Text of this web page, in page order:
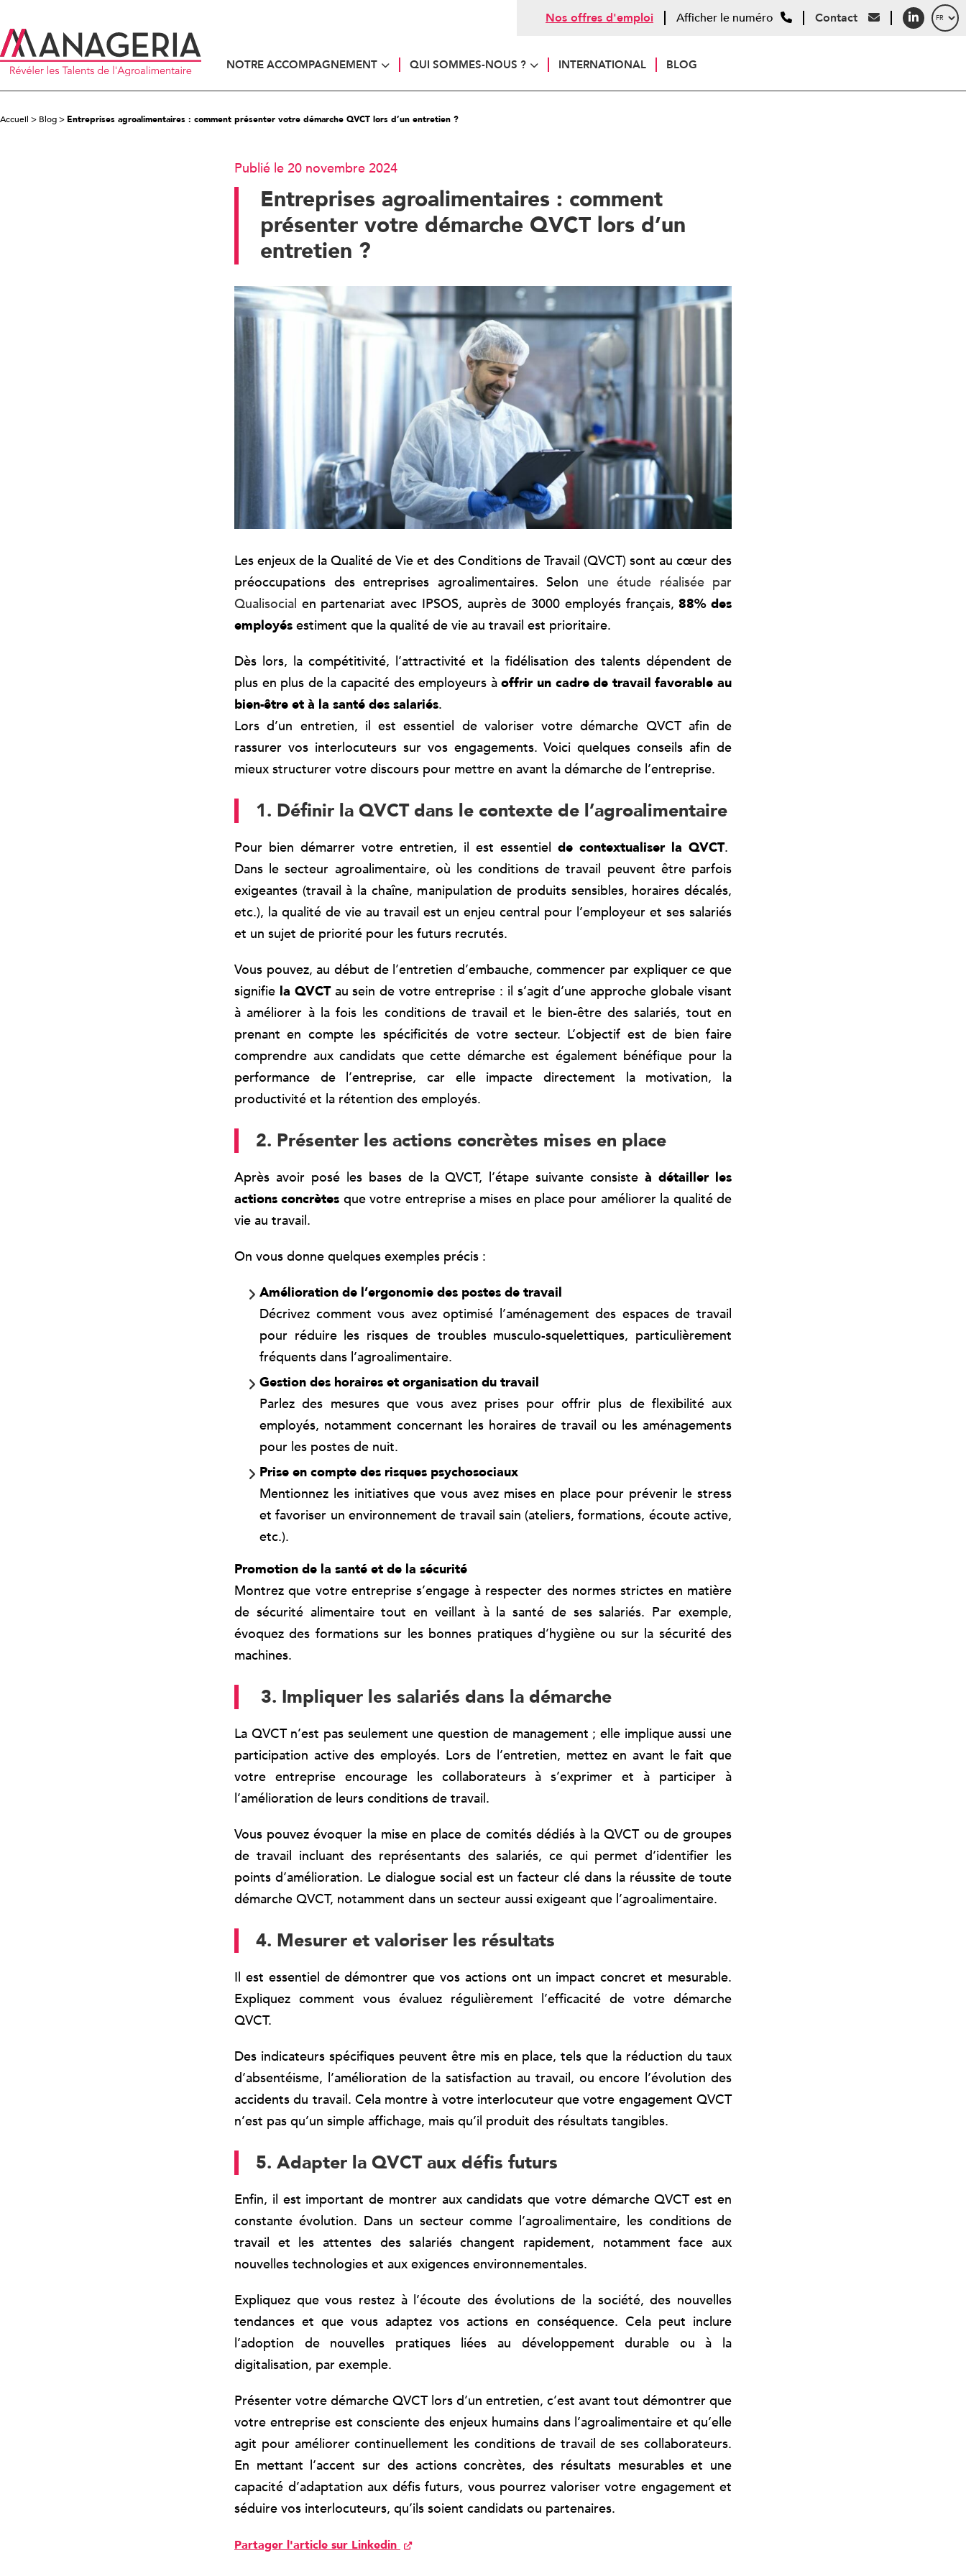
NOTRE ACCOMPAGNEMENT QUI SOMMES-NOUS ? INTERNATIONAL BLOG
Nos offres d'emploi Afficher le numéro Contact
Accueil > Blog> Entreprises agroalimentaires : comment présenter votre démarche QVCT lors d’un entretien ?
Publié le 20 novembre 2024
Entreprises agroalimentaires : comment
présenter votre démarche QVCT lors d’un
entretien ?
Les enjeux de la Qualité de Vie et des Conditions de Travail (QVCT) sont au cœur des
préoccupations des entreprises agroalimentaires. Selon une étude réalisée par
Qualisocial en partenariat avec IPSOS, auprès de 3000 employés français,88% des
employés estiment que la qualité de vie au travail est prioritaire.
Dès lors, la compétitivité, l’attractivité et la fidélisation des talents dépendent de
plus en plus de la capacité des employeurs àoffrir un cadre de travail favorable au
bien-être et à la santé des salariés.
Lors d’un entretien, il est essentiel de valoriser votre démarche QVCT afin de
rassurer vos interlocuteurs sur vos engagements. Voici quelques conseils afin de
mieux structurer votre discours pour mettre en avant la démarche de l’entreprise.
1. Définir la QVCT dans le contexte de l’agroalimentaire
Pour bien démarrer votre entretien, il est essentiel de contextualiser la QVCT.
Dans le secteur agroalimentaire, où les conditions de travail peuvent être parfois
exigeantes (travail à la chaîne, manipulation de produits sensibles, horaires décalés,
etc.), la qualité de vie au travail est un enjeu central pour l’employeur et ses salariés
et un sujet de priorité pour les futurs recrutés.
Vous pouvez, au début de l’entretien d’embauche, commencer par expliquer ce que
signifie la QVCTau sein de votre entreprise : il s’agit d’une approche globale visant
à améliorer à la fois les conditions de travail et le bien-être des salariés, tout en
prenant en compte les spécificités de votre secteur. L’objectif est de bien faire
comprendre aux candidats que cette démarche est également bénéfique pour la
performance de l’entreprise, car elle impacte directement la motivation, la
productivité et la rétention des employés.
2. Présenter les actions concrètes mises en place
Après avoir posé les bases de la QVCT, l’étape suivante consisteà détailler les
actions concrètes que votre entreprise a mises en place pour améliorer la qualité de
vie au travail.
On vous donne quelques exemples précis :
Amélioration de l’ergonomie des postes de travail
Décrivez comment vous avez optimisé l’aménagement des espaces de travail
pour réduire les risques de troubles musculo-squelettiques, particulièrement
fréquents dans l’agroalimentaire.
Gestion des horaires et organisation du travail
Parlez des mesures que vous avez prises pour offrir plus de flexibilité aux
employés, notamment concernant les horaires de travail ou les aménagements
pour les postes de nuit.
Prise en compte des risques psychosociaux
Mentionnez les initiatives que vous avez mises en place pour prévenir le stress
et favoriser un environnement de travail sain (ateliers, formations, écoute active,
etc.).
Promotion de la santé et de la sécurité
Montrez que votre entreprise s’engage à respecter des normes strictes en matière
de sécurité alimentaire tout en veillant à la santé de ses salariés. Par exemple,
évoquez des formations sur les bonnes pratiques d’hygiène ou sur la sécurité des
machines.
3. Impliquer les salariés dans la démarche
La QVCT n’est pas seulement une question de management ; elle implique aussi une
participation active des employés. Lors de l’entretien, mettez en avant le fait que
votre entreprise encourage les collaborateurs à s’exprimer et à participer à
l’amélioration de leurs conditions de travail.
Vous pouvez évoquer la mise en place de comités dédiés à la QVCT ou de groupes
de travail incluant des représentants des salariés, ce qui permet d’identifier les
points d’amélioration. Le dialogue social est un facteur clé dans la réussite de toute
démarche QVCT, notamment dans un secteur aussi exigeant que l’agroalimentaire.
4. Mesurer et valoriser les résultats
Il est essentiel de démontrer que vos actions ont un impact concret et mesurable.
Expliquez comment vous évaluez régulièrement l’efficacité de votre démarche
QVCT.
Des indicateurs spécifiques peuvent être mis en place, tels que la réduction du taux
d’absentéisme, l’amélioration de la satisfaction au travail, ou encore l’évolution des
accidents du travail. Cela montre à votre interlocuteur que votre engagement QVCT
n’est pas qu’un simple affichage, mais qu’il produit des résultats tangibles.
5. Adapter la QVCT aux défis futurs
Enfin, il est important de montrer aux candidats que votre démarche QVCT est en
constante évolution. Dans un secteur comme l’agroalimentaire, les conditions de
travail et les attentes des salariés changent rapidement, notamment face aux
nouvelles technologies et aux exigences environnementales.
Expliquez que vous restez à l’écoute des évolutions de la société, des nouvelles
tendances et que vous adaptez vos actions en conséquence. Cela peut inclure
l’adoption de nouvelles pratiques liées au développement durable ou à la
digitalisation, par exemple.
Présenter votre démarche QVCT lors d’un entretien, c’est avant tout démontrer que
votre entreprise est consciente des enjeux humains dans l’agroalimentaire et qu’elle
agit pour améliorer continuellement les conditions de travail de ses collaborateurs.
En mettant l’accent sur des actions concrètes, des résultats mesurables et une
capacité d’adaptation aux défis futurs, vous pourrez valoriser votre engagement et
séduire vos interlocuteurs, qu’ils soient candidats ou partenaires.
Partager l'article sur Linkedin